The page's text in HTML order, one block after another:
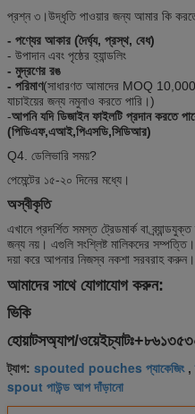
প্রশ্ন ৩।উদ্ধৃতি পাওয়ার জন্য আমার কি
- পণ্যের আকার (দৈর্ঘ্য, প্রস্থ, বেধ)
- উপাদান এবং পৃষ্ঠের হ্যান্ডলিং
- মুদ্রণের রঙ
- পরিমাণ(সাধারণত আমাদের MOQ
যাচাইয়ের জন্য নমুনাও করতে পারি।)
-আপনি যদি ডিজাইন ফাইলটি প্রদান করতে
(পিডিএফ,এআই,পিএসডি,সিডিআর)
Q4. ডেলিভারি সময়?
পেমেন্টের ১৫-২০ দিনের মধ্যে।
অস্বীকৃতি
এখানে প্রদর্শিত সমস্ত ট্রেডমার্ক বা
জন্য নয়। এগুলি সংশ্লিষ্ট মালিকদের
দয়া করে আপনার নিজস্ব নকশা সরবরাহ
আমাদের সাথে যোগাযোগ করুন:
ভিকি
হোয়াটসঅ্যাপ/
ট্যাগ: spouted pouches প্যাকেজিং,
spout পাউন্ড আপ দাঁড়ানো